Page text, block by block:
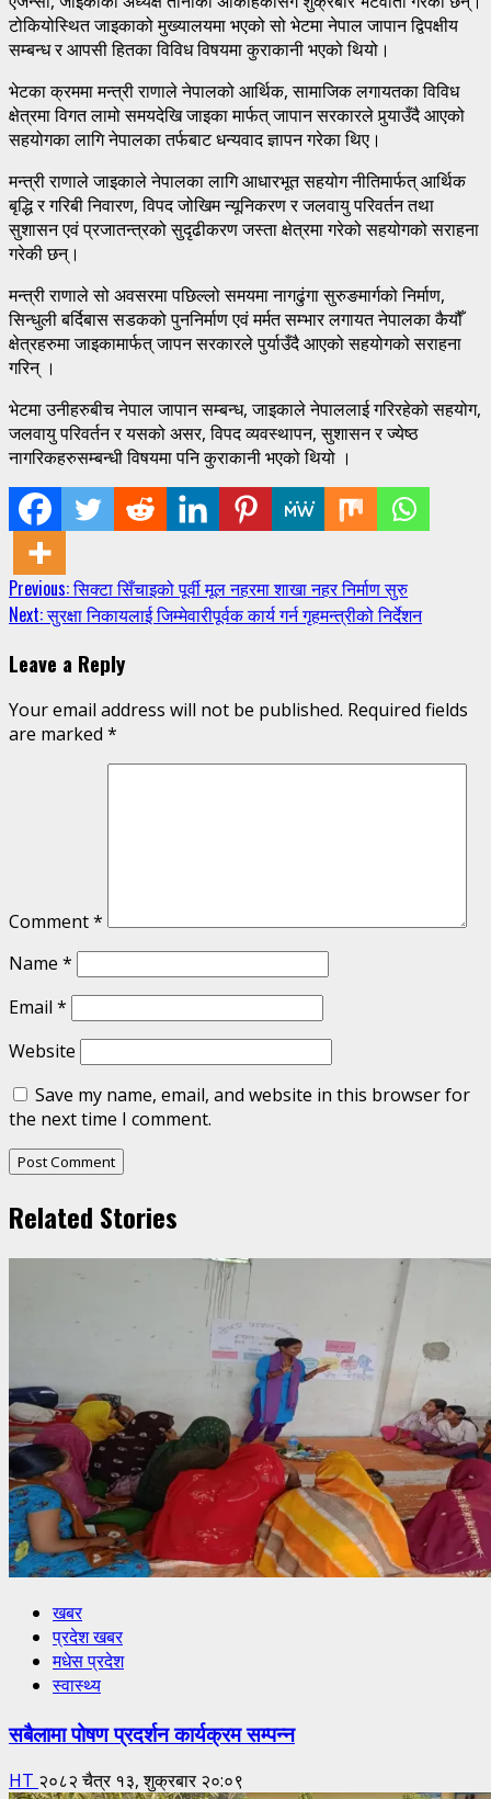
टोकियोस्थित जाइकाको मुख्यालयमा भएको सो भेटमा नेपाल जापान द्विपक्षीय
सम्बन्ध र आपसी हितका विविध विषयमा कुराकानी भएको थियो।
भेटका क्रममा मन्त्री राणाले नेपालको आर्थिक, सामाजिक लगायतका विविध
क्षेत्रमा विगत लामो समयदेखि जाइका मार्फत् जापान सरकारले पुर्‍याउँदै आएको
सहयोगका लागि नेपालका तर्फबाट धन्यवाद ज्ञापन गरेका थिए।
मन्त्री राणाले जाइकाले नेपालका लागि आधारभूत सहयोग नीतिमार्फत् आर्थिक
बृद्धि र गरिबी निवारण, विपद जोखिम न्यूनिकरण र जलवायु परिवर्तन तथा
सुशासन एवं प्रजातन्त्रको सुदृढीकरण जस्ता क्षेत्रमा गरेको सहयोगको सराहना
गरेकी छन्।
मन्त्री राणाले सो अवसरमा पछिल्लो समयमा नागढुंगा सुरुङमार्गको निर्माण,
सिन्धुली बर्दिबास सडकको पुननिर्माण एवं मर्मत सम्भार लगायत नेपालका कैयौँ
क्षेत्रहरुमा जाइकामार्फत् जापन सरकारले पुर्याउँदै आएको सहयोगको सराहना
गरिन् ।
भेटमा उनीहरुबीच नेपाल जापान सम्बन्ध, जाइकाले नेपाललाई गरिरहेको सहयोग,
जलवायु परिवर्तन र यसको असर, विपद व्यवस्थापन, सुशासन र ज्येष्ठ
नागरिकहरुसम्बन्धी विषयमा पनि कुराकानी भएको थियो ।
Continue
Reading
Previous:सिक्टा सिँचाइको पूर्वी मूल नहरमा शाखा नहर निर्माण सुरु
Next:सुरक्षा निकायलाई जिम्मेवारीपूर्वक कार्य गर्न गृहमन्त्रीको निर्देशन
Leave a Reply
Your email address will not be published. Required fields
are marked *
Comment*
Name *
Email *
Website
Save my name, email, and website in this browser for
the next time I comment.
Related Stories
खबर
प्रदेश खबर
मधेस प्रदेश
स्वास्थ्य
सबैलामा पोषण प्रदर्शन कार्यक्रम सम्पन्न
HT २०८२ चैत्र १३, शुक्रबार २०:०९